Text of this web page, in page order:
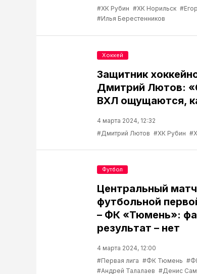
#ХК Рубин #ХК Норильск
#Илья Берестенников
Защитник
Дмитрий Лютов:
ВХЛ ощущаются,
4 марта 2024, 12:32
#Дмитрий Лютов #ХК Рубин
Хоккей
Центральный матч
футбольной
– ФК «Тюмень»:
результат – нет
4 марта 2024, 12:00
#Первая лига #ФК Тюмень
#Андрей Талалаев #Денис
Футбол